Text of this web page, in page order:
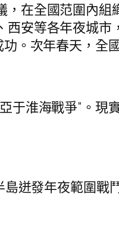
在全國范圍內組
安等各年夜城市
。次年春天，全
淮海戰爭”。現
發年夜範圍戰鬥